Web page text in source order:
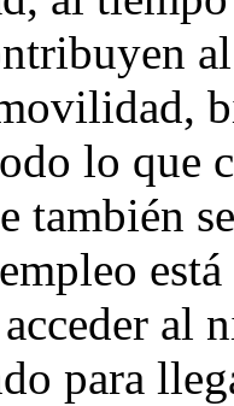
lo que
también
al
para